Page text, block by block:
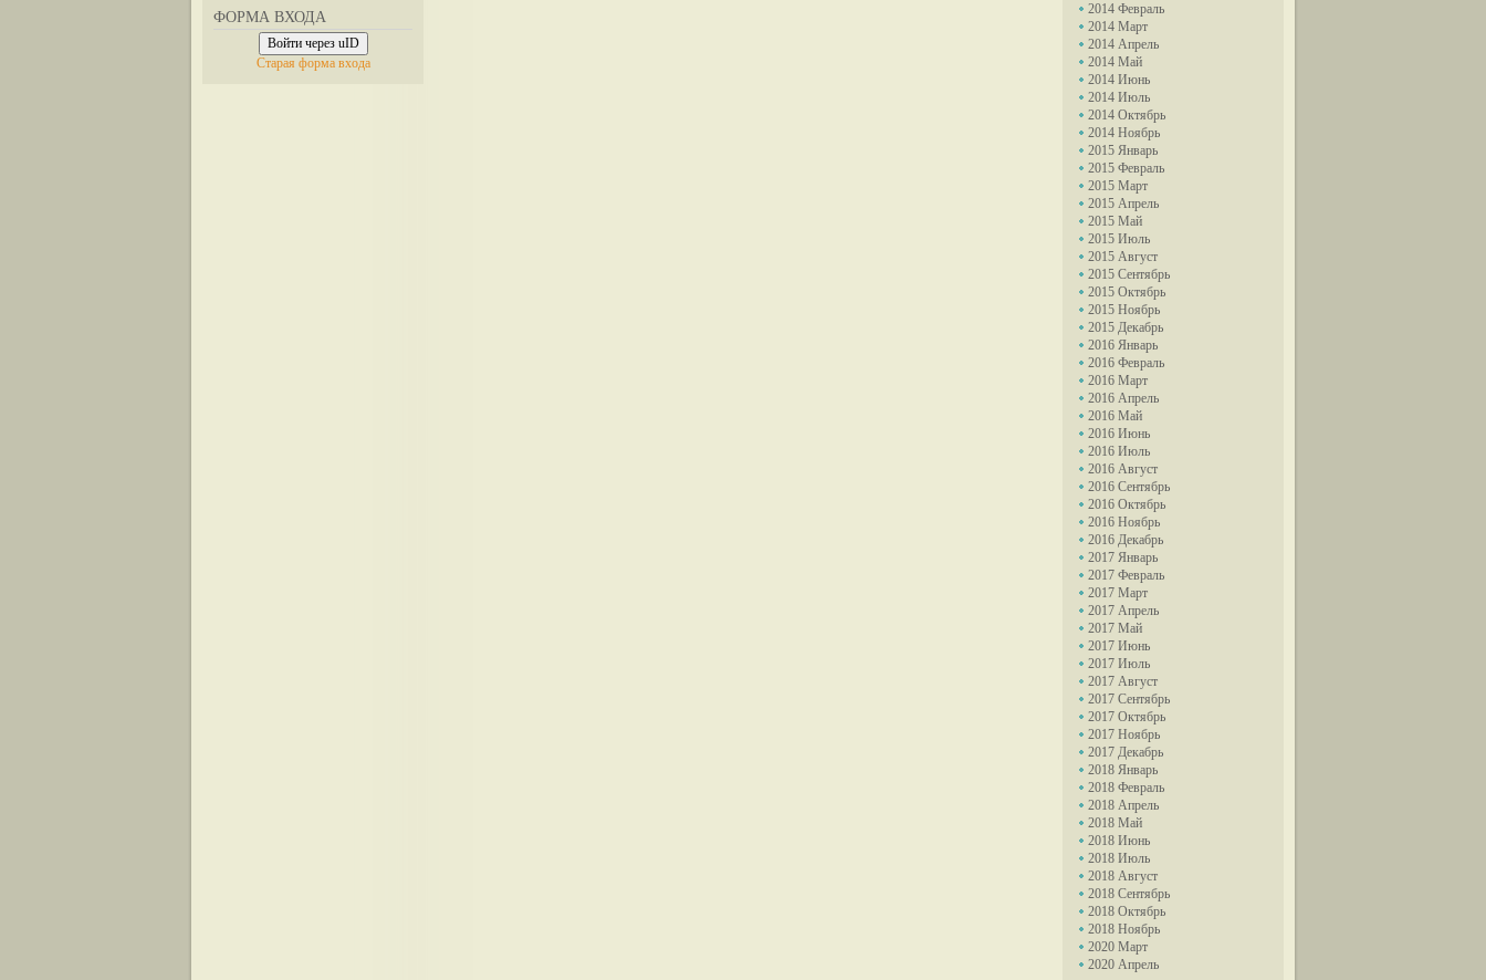
ФОРМА ВХОДА
Войти через uID
Старая форма входа
2014 Февраль
2014 Март
2014 Апрель
2014 Май
2014 Июнь
2014 Июль
2014 Октябрь
2014 Ноябрь
2015 Январь
2015 Февраль
2015 Март
2015 Апрель
2015 Май
2015 Июль
2015 Август
2015 Сентябрь
2015 Октябрь
2015 Ноябрь
2015 Декабрь
2016 Январь
2016 Февраль
2016 Март
2016 Апрель
2016 Май
2016 Июнь
2016 Июль
2016 Август
2016 Сентябрь
2016 Октябрь
2016 Ноябрь
2016 Декабрь
2017 Январь
2017 Февраль
2017 Март
2017 Апрель
2017 Май
2017 Июнь
2017 Июль
2017 Август
2017 Сентябрь
2017 Октябрь
2017 Ноябрь
2017 Декабрь
2018 Январь
2018 Февраль
2018 Апрель
2018 Май
2018 Июнь
2018 Июль
2018 Август
2018 Сентябрь
2018 Октябрь
2018 Ноябрь
2020 Март
2020 Апрель